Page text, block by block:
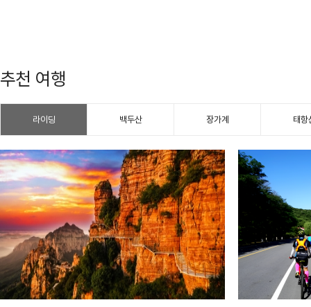
추천 여행
라이딩 백두산 장가계 태항